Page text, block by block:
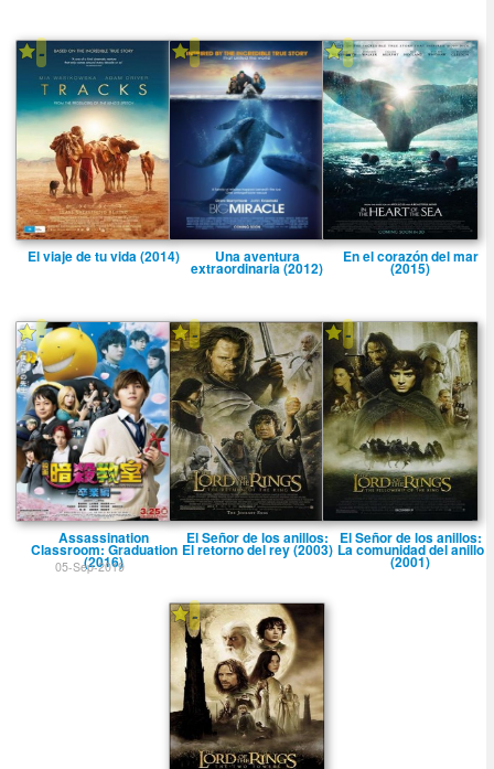
-
El viaje de tu vida (2014)
-
Una aventura
extraordinaria (2012)
-
En el corazón del mar
(2015)
-
Assassination
Classroom: Graduation
(2016)
05-Sep-2019
-
El Señor de los anillos:
El retorno del rey (2003)
-
El Señor de los anillos:
La comunidad del anillo
(2001)
-